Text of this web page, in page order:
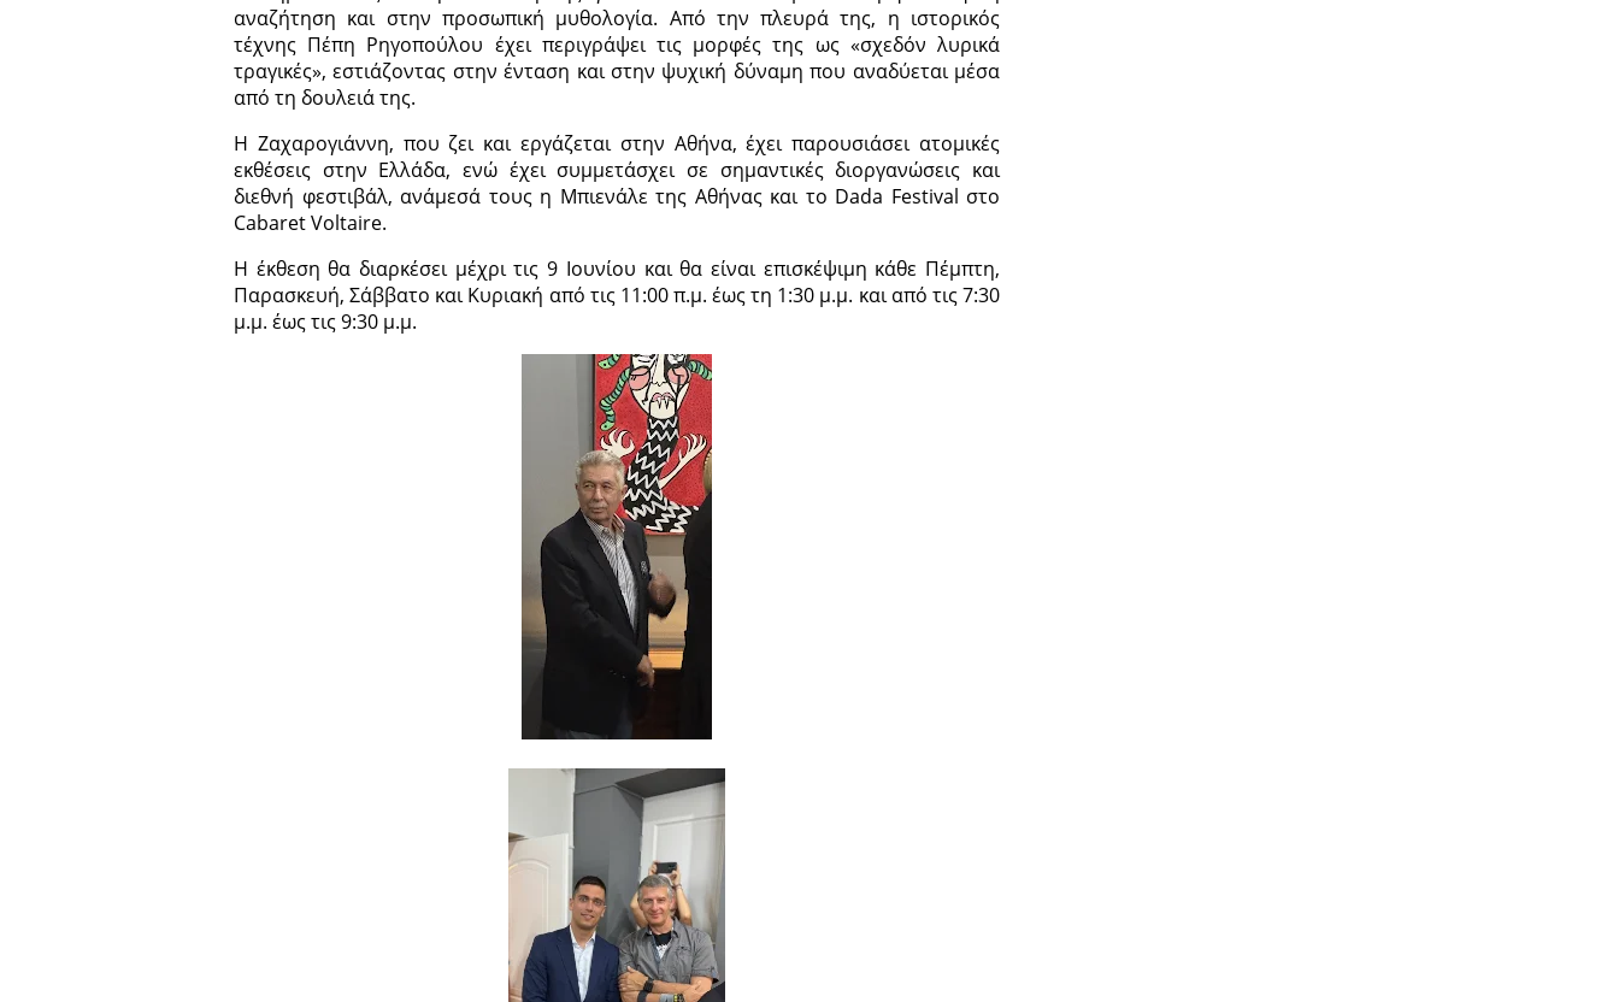
αναζήτηση και στην προσωπική μυθολογία. Από την πλευρά της, η ιστορικός
τέχνης Πέπη Ρηγοπούλου έχει περιγράψει τις μορφές της ως «σχεδόν λυρικά
τραγικές», εστιάζοντας στην ένταση και στην ψυχική δύναμη που αναδύεται μέσα
από τη δουλειά της.
Η Ζαχαρογιάννη, που ζει και εργάζεται στην Αθήνα, έχει παρουσιάσει ατομικές
εκθέσεις στην Ελλάδα, ενώ έχει συμμετάσχει σε σημαντικές διοργανώσεις και
διεθνή φεστιβάλ, ανάμεσά τους η Μπιενάλε της Αθήνας και το Dada Festival στο
Cabaret Voltaire.
Η έκθεση θα διαρκέσει μέχρι τις 9 Ιουνίου και θα είναι επισκέψιμη κάθε Πέμπτη,
Παρασκευή, Σάββατο και Κυριακή από τις 11:00 π.μ. έως τη 1:30 μ.μ. και από τις 7:30
μ.μ. έως τις 9:30 μ.μ.